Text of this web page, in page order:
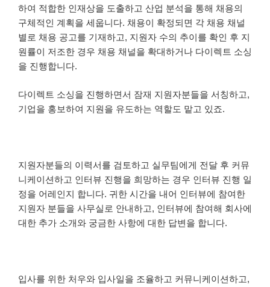
하여 적합한 인재상을 도출하고 산업 분석을 통해 채용의
구체적인 계획을 세웁니다. 채용이 확정되면 각 채용 채널
별로 채용 공고를 기재하고, 지원자 수의 추이를 확인 후 지
원률이 저조한 경우 채용 채널을 확대하거나 다이렉트 소싱
을 진행합니다.
다이렉트 소싱을 진행하면서 잠재 지원자분들을 서칭하고,
기업을 홍보하여 지원을 유도하는 역할도 맡고 있죠.
지원자분들의 이력서를 검토하고 실무팀에게 전달 후 커뮤
니케이션하고 인터뷰 진행을 희망하는 경우 인터뷰 진행 일
정을 어레인지 합니다. 귀한 시간을 내어 인터뷰에 참여한
지원자 분들을 사무실로 안내하고, 인터뷰에 참여해 회사에
대한 추가 소개와 궁금한 사항에 대한 답변을 합니다.
입사를 위한 처우와 입사일을 조율하고 커뮤니케이션하고,